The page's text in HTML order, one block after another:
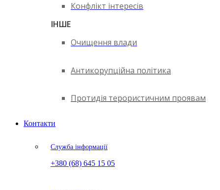
Конфлікт інтересів
ІНШЕ
Очищення влади
Антикорупційна політика
Протидія терористичним проявам
Контакти
Служба інформації
+380 (68) 645 15 05